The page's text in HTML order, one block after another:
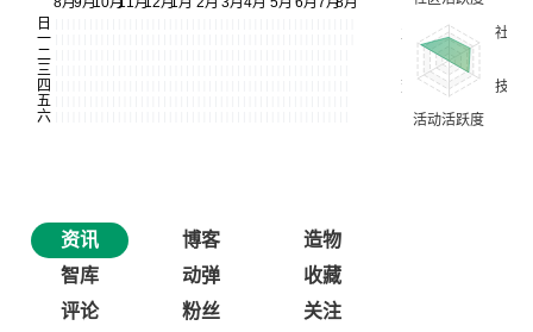
资讯 博客
造物
智库
动弹
收藏
评论
粉丝 关注